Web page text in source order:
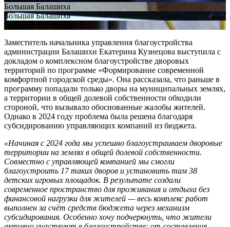
Большая Балашиха
Большая Балашиха
Заместитель начальника управления благоустройства
администрации Балашихи Екатерина Кузнецова выступила с
докладом о комплексном благоустройстве дворовых
территорий по программе «Формирование современной
комфортной городской среды». Она рассказала, что раньше в
программу попадали только дворы на муниципальных землях,
а территории в общей долевой собственности обходили
стороной, что вызывало обоснованные жалобы жителей.
Однако в 2024 году проблема была решена благодаря
субсидированию управляющих компаний из бюджета.
«Начиная с 2024 года мы успешно благоустраиваем дворовые
территории на землях в общей долевой собственности.
Совместно с управляющей компанией мы смогли
благоустроить 17 таких дворов и установить там 38
детских игровых площадок. В результате создали
современное пространство для проживания и отдыха без
финансовой нагрузки для жителей — весь комплекс работ
выполнен за счёт средств бюджета через механизм
субсидирования. Особенно хочу подчеркнуть, что жители